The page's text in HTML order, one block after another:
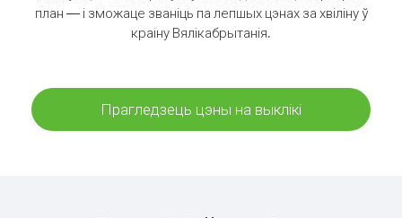
план — і зможаце званіць па лепшых цэнах за хвіліну ў
краіну Вялікабрытанія.
Прагледзець цэны на выклікі